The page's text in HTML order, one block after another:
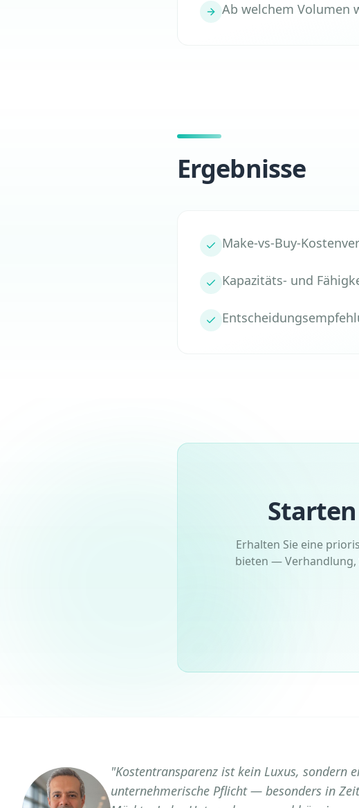
Ab welchem Volumen
Ergebnisse
Make-vs-Buy-
Kapazitäts- und
Erhalten Sie eine
bieten — Verhandlung,
"Kostentransparenz ist kein Luxus, sondern
unternehmerische Pflicht — besonders in